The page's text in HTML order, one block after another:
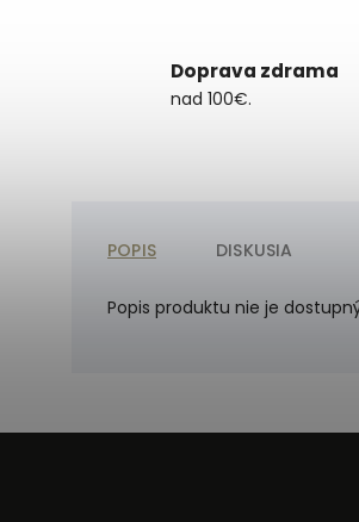
Doprava zdrama
nad 100€.
POPIS DISKUSIA
Popis produktu nie je